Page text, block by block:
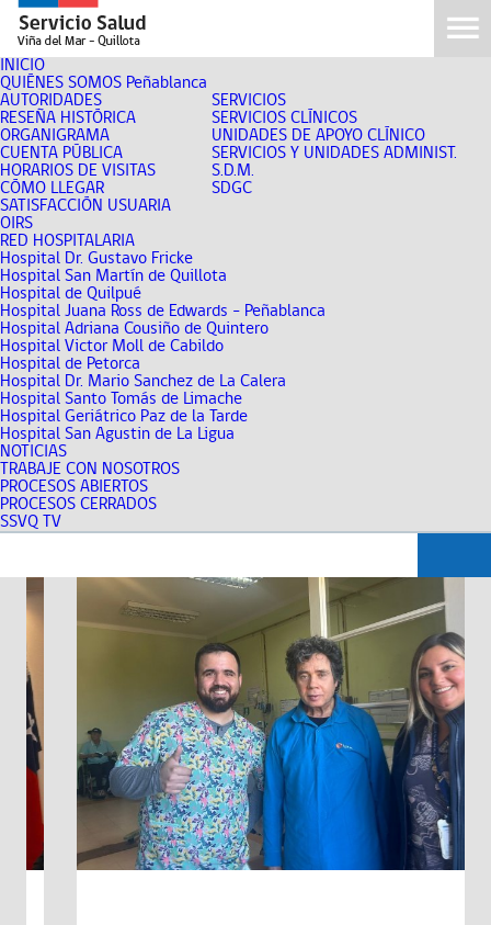
INICIO
QUIÉNES SOMOS Peñablanca
AUTORIDADES
RESEÑA HISTÓRICA
ORGANIGRAMA
CUENTA PÚBLICA
HORARIOS DE VISITAS
CÓMO LLEGAR
SERVICIOS
SERVICIOS CLÍNICOS
UNIDADES DE APOYO CLÍNICO
SERVICIOS Y UNIDADES ADMINIST.
S.D.M.
SDGC
SATISFACCIÓN USUARIA
OIRS
RED HOSPITALARIA
Hospital Dr. Gustavo Fricke
Hospital San Martín de Quillota
Hospital de Quilpué
Hospital Juana Ross de Edwards - Peñablanca
Hospital Adriana Cousiño de Quintero
Hospital Victor Moll de Cabildo
Hospital de Petorca
Hospital Dr. Mario Sanchez de La Calera
Hospital Santo Tomás de Limache
Hospital Geriátrico Paz de la Tarde
Hospital San Agustin de La Ligua
NOTICIAS
TRABAJE CON NOSOTROS
PROCESOS ABIERTOS
PROCESOS CERRADOS
SSVQ TV